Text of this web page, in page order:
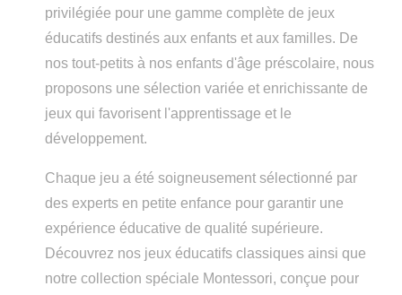
privilégiée pour une gamme complète de jeux
éducatifs destinés aux enfants et aux familles. De
nos tout-petits à nos enfants d'âge préscolaire, nous
proposons une sélection variée et enrichissante de
jeux qui favorisent l'apprentissage et le
développement.
Chaque jeu a été soigneusement sélectionné par
des experts en petite enfance pour garantir une
expérience éducative de qualité supérieure.
Découvrez nos jeux éducatifs classiques ainsi que
notre collection spéciale Montessori, conçue pour